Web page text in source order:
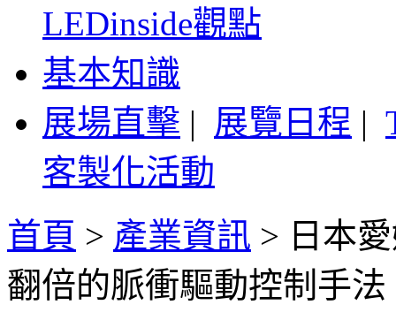
LEDinside觀點
基本知識
展場直擊 | 展覽日程 |
客製化活動
首頁 > 產業資訊 > 日本
翻倍的脈衝驅動控制手法